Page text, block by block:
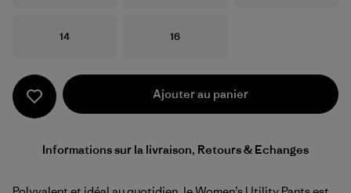
Taille
14 Taille
16
Ajouter au panier
Informations sur la livraison, Retours & Echanges